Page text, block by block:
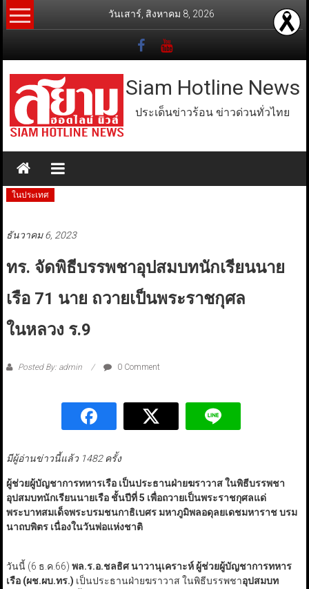
Skip
to
วันเสาร์, สิงหาคม 8, 2026
Siam Hotline News
ประเด็นข่าวร้อน ข่าวด่วนทั่วไทย
ในประเทศ
ธันวาคม 6, 2023
ทร. จัดพิธีบรรพชาอุปสมบทนักเรียนนาย
เรือ 71 นาย ถวายเป็นพระราชกุศล
ในหลวง ร.9
Posted By: admin 0 Comment
มีผู้อ่านข่าวนี้แล้ว 1482 ครั้ง
ผู้ช่วยผู้บัญชาการทหารเรือ เป็นประธานฝ่ายฆราวาส ในพิธีบรรพชา
อุปสมบทนักเรียนนายเรือ ชั้นปีที่ 5 เพื่อถวายเป็นพระราชกุศลแด่
พระบาทสมเด็จพระบรมชนกาธิเบศร มหาภูมิพลอดุลยเดชมหาราช บรม
นาถบพิตร เนื่องในวันพ่อแห่งชาติ
วันนี้ (6 ธ.ค.66) พล.ร.อ.ชลธิศ นาวานุเคราะห์ ผู้ช่วยผู้บัญชาการทหาร
เรือ (ผช.ผบ.ทร.) เป็นประธานฝ่ายฆราวาส ในพิธีบรรพชาอุปสมบท